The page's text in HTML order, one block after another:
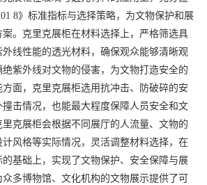
8》 标准指标与选择策略，为文物保护和展
。克里克展柜在材料选择上，严格筛选具
线性能的透光材料，确保观众能够清晰观
紫外线对文物的侵害，为文物打造安全的
面，克里克展柜选用抗冲击、防破碎的安
击情况，也能最大程度保障人员安全和文
克展柜会根据不同展厅的人流量、文物的
风格等实际情况，灵活调整材料选择，在
基础上，实现了文物保护、安全保障与展
多博物馆、文化机构的文物展示提供了可